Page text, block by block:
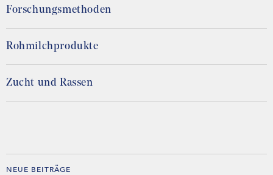
Forschungsmethoden
Rohmilchprodukte
Zucht und Rassen
NEUE BEITRÄGE